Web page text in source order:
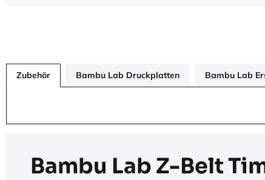
Zubehör Bambu Lab Druckplatten Bambu Lab
Bambu Lab Z-Belt